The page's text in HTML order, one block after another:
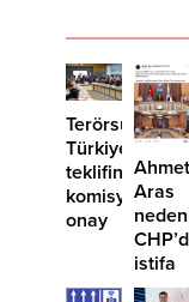
Terörsüz
Türkiye
teklifine
komisyondan
onay
Ahmet
Aras
neden
istifa